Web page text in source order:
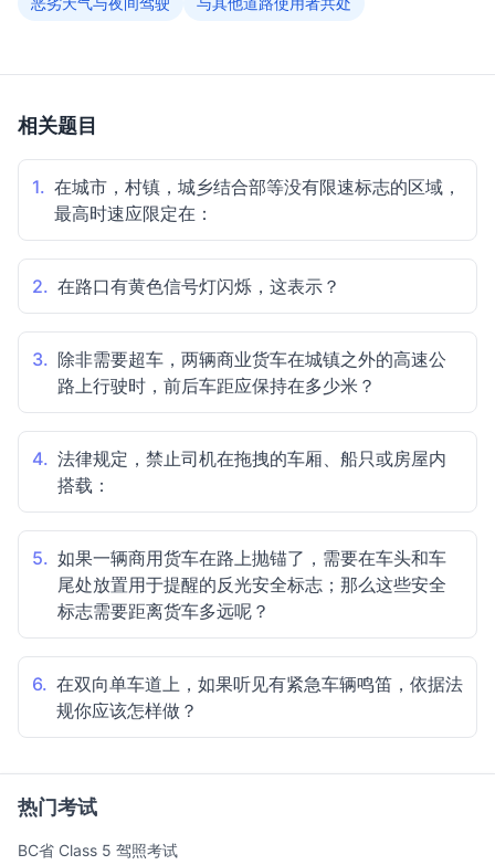
相关题目
1. 在城市，村镇，城乡结合部等没有限速标志的区域，
最高时速应限定在：
2. 在路口有黄色信号灯闪烁，这表示？
3. 除非需要超车，两辆商业货车在城镇之外的高速公
路上行驶时，前后车距应保持在多少米？
4. 法律规定，禁止司机在拖拽的车厢、船只或房屋内
搭载：
5. 如果一辆商用货车在路上抛锚了，需要在车头和车
尾处放置用于提醒的反光安全标志；那么这些安全
标志需要距离货车多远呢？
6. 在双向单车道上，如果听见有紧急车辆鸣笛，依据法
规你应该怎样做？
热门考试
BC省 Class 5 驾照考试